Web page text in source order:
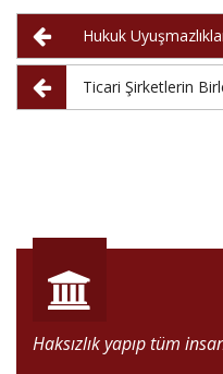
Hukuk
Ticari Şirketlerin
Haksızlık yapıp tüm